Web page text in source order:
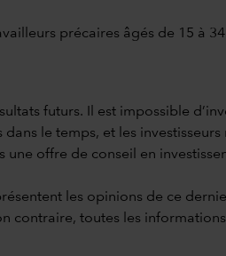
précaires âgés de 15 à
futurs. Il est impossible
le temps, et les
offre de conseil en
les opinions de ce
contraire, toutes les